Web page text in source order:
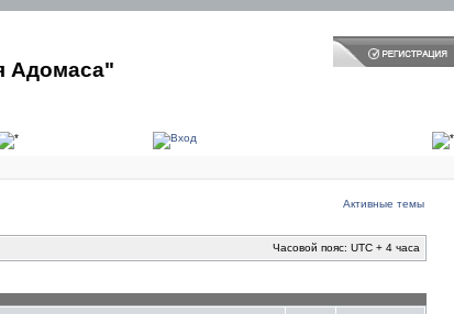
Адомаса"
Активные темы
Часовой пояс: UTC + 4 часа